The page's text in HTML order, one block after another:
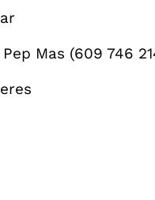
Mas (609 746